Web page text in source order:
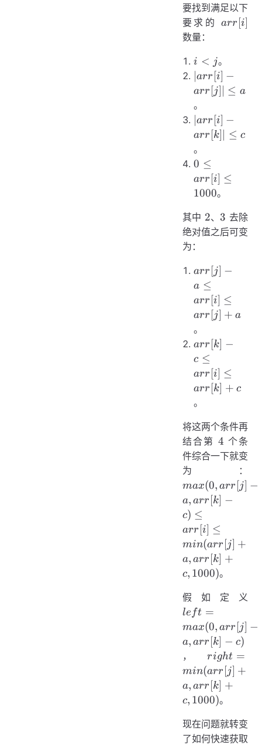
要找到满足以下
要求的arr[i]
arr [i]
数量：
i
<
j
i < j。
|
arr[i]
arr[j]
| \le
a
∣arr [i] −
arr [j] ≤ a
。
|
arr[i]
arr[k]
| \le
c
∣arr [i] −
arr [k] ≤ c
。
0 \le
arr[i]
\le
0 ≤
arr [i] ≤
1000。
其中 2
2、3
3 去除
绝对值之后可变
为：
arr[j]
- a
\le
arr[i]
arr[j]
+ a
arr [j] −
a ≤
arr [i] ≤
arr [j] + a
。
arr[k]
- c
\le
arr[i]
arr[k]
+ c
arr [k] −
c ≤
arr [i] ≤
arr [k] + c
。
将这两个条件再
结合第 4
4 个条
件综合一下就变
为：
max(0, arr [j] −
a, arr [k] −
c) ≤
arr [i] ≤
min(arr [j] +
a, arr [k] +
c, 1000)。
假如定义
le ft =
max(0, arr [j] −
a, arr [k] − c)
，right =
min(arr[j]
+ a,
arr[k] +
c, 1000)
right =
min(arr [j] +
a, arr [k] +
c, 1000)。
现在问题就转变
了如何快速获取